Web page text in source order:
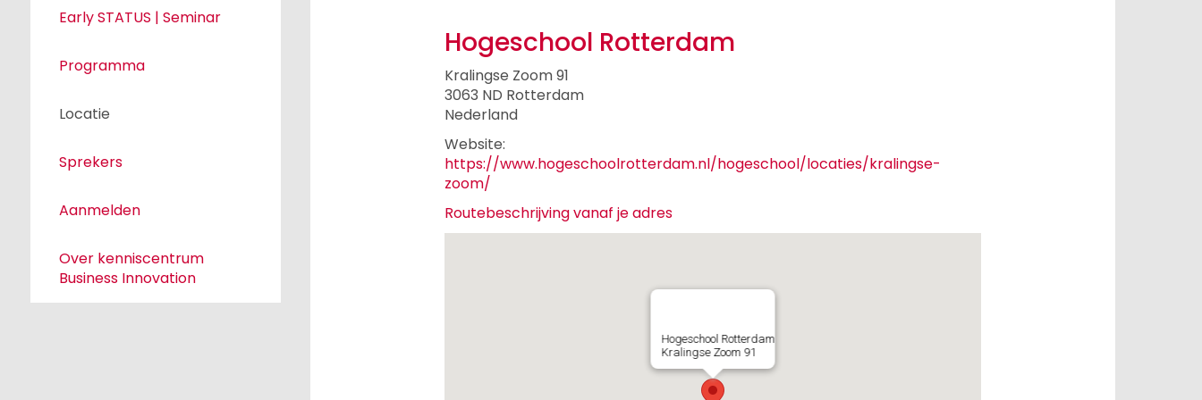
Early STATUS | Seminar
Programma
Locatie
Sprekers
Aanmelden
Over kenniscentrum
Business Innovation
Hogeschool Rotterdam
Kralingse Zoom 91
3063 ND Rotterdam
Nederland
Website:
https://www.hogeschoolrotterdam.nl/hogeschool/locaties/kralingse-
zoom/
Routebeschrijving vanaf je adres
Hogeschool Rotterdam
Kralingse Zoom 91